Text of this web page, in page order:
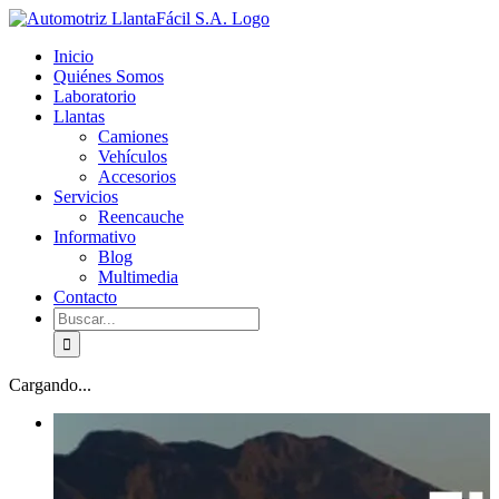
Skip
content
facebook
youtube
Inicio
Quiénes Somos
Laboratorio
Llantas
Camiones
Vehículos
Accesorios
Servicios
Reencauche
Informativo
Blog
Multimedia
Contacto
Buscar:
Cargando...